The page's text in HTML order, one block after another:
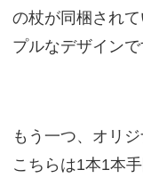
の杖が同梱され
プルなデザインで
もう一つ、オリ
こちらは1本1本